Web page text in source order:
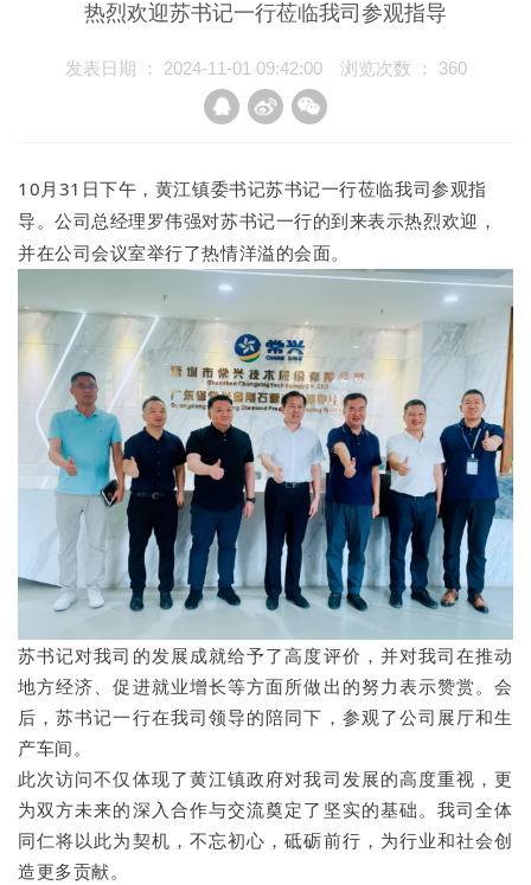
联系我们
热烈欢迎苏书记一行莅临我司参观指导
发表日期 ： 2024-11-01 09:42:00 浏览次数 ： 360
10月31日下午，黄江镇委书记苏书记一行莅临我司参观指
导。公司总经理罗伟强对苏书记一行的到来表示热烈欢迎，
并在公司会议室举行了热情洋溢的会面。
苏书记对我司的发展成就给予了高度评价，并对我司在推动
地方经济、促进就业增长等方面所做出的努力表示赞赏。会
后，苏书记一行在我司领导的陪同下，参观了公司展厅和生
产车间。
此次访问不仅体现了黄江镇政府对我司发展的高度重视，更
为双方未来的深入合作与交流奠定了坚实的基础。我司全体
同仁将以此为契机，不忘初心，砥砺前行，为行业和社会创
造更多贡献。